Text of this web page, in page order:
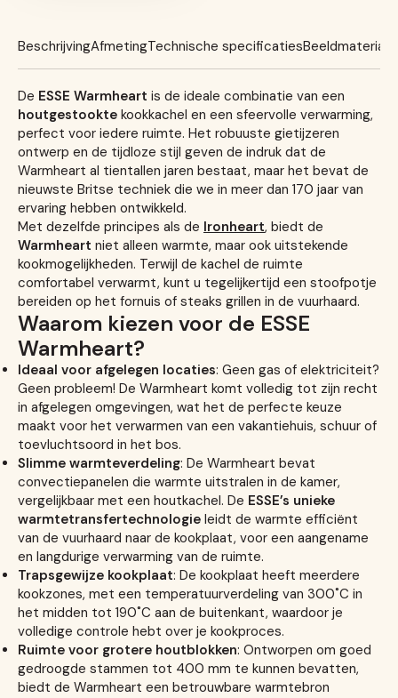
BeschrijvingAfmetingTechnische specificatiesBeeldmateriaal
De ESSE Warmheart is de ideale combinatie van een
houtgestookte kookkachel en een sfeervolle verwarming,
perfect voor iedere ruimte. Het robuuste gietijzeren
ontwerp en de tijdloze stijl geven de indruk dat de
Warmheart al tientallen jaren bestaat, maar het bevat de
nieuwste Britse techniek die we in meer dan 170 jaar van
ervaring hebben ontwikkeld.
Met dezelfde principes als de Ironheart, biedt de
Warmheart niet alleen warmte, maar ook uitstekende
kookmogelijkheden. Terwijl de kachel de ruimte
comfortabel verwarmt, kunt u tegelijkertijd een stoofpotje
bereiden op het fornuis of steaks grillen in de vuurhaard.
Waarom kiezen voor de ESSE
Warmheart?
Ideaal voor afgelegen locaties: Geen gas of elektriciteit?
Geen probleem! De Warmheart komt volledig tot zijn recht
in afgelegen omgevingen, wat het de perfecte keuze
maakt voor het verwarmen van een vakantiehuis, schuur of
toevluchtsoord in het bos.
Slimme warmteverdeling: De Warmheart bevat
convectiepanelen die warmte uitstralen in de kamer,
vergelijkbaar met een houtkachel. De ESSE’s unieke
warmtetransfertechnologie leidt de warmte efficiënt
van de vuurhaard naar de kookplaat, voor een aangename
en langdurige verwarming van de ruimte.
Trapsgewijze kookplaat: De kookplaat heeft meerdere
kookzones, met een temperatuurverdeling van 300˚C in
het midden tot 190˚C aan de buitenkant, waardoor je
volledige controle hebt over je kookproces.
Ruimte voor grotere houtblokken: Ontworpen om goed
gedroogde stammen tot 400 mm te kunnen bevatten,
biedt de Warmheart een betrouwbare warmtebron